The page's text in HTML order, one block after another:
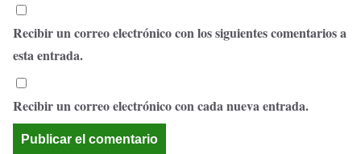
Recibir un correo electrónico con los siguientes comentarios a
esta entrada.
Recibir un correo electrónico con cada nueva entrada.